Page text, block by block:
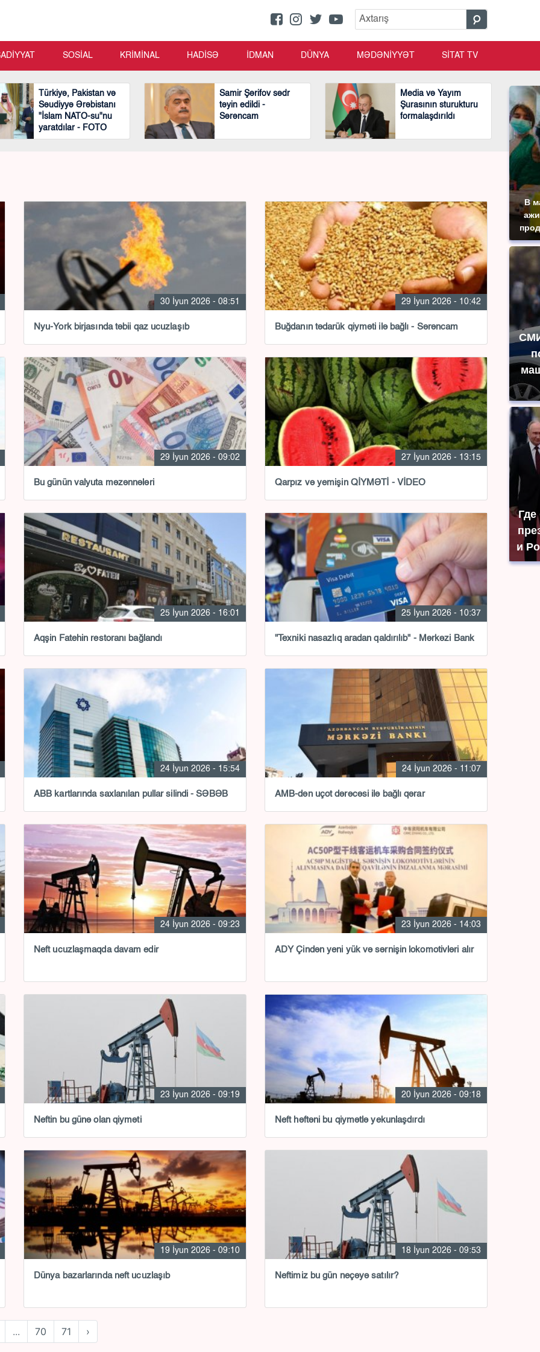
В
Где
и
SOSİAL KRİMİNAL HADİSƏ İDMAN DÜNYA MƏDƏNİYYƏT SİTAT TV
Türkiyə, Pakistan və
Səudiyyə Ərəbistanı
"İslam NATO-su"nu
yaratdılar - FOTO
Samir Şərifov sədr
təyin edildi -
Sərəncam
Media və Yayım
Şurasının sturukturu
formalaşdırıldı
30 İyun 2026 - 08:51
Nyu-York birjasında təbii qaz ucuzlaşıb
29 İyun 2026 - 10:42
Buğdanın tədarük qiyməti ilə bağlı - Sərəncam
29 İyun 2026 - 09:02
Bu günün valyuta məzənnələri
27 İyun 2026 - 13:15
Qarpız və yemişin QİYMƏTİ - VİDEO
25 İyun 2026 - 16:01
Aqşin Fatehin restoranı bağlandı
25 İyun 2026 - 10:37
"Texniki nasazlıq aradan qaldırılıb" - Mərkəzi Bank
24 İyun 2026 - 15:54
ABB kartlarında saxlanılan pullar silindi - SƏBƏB
24 İyun 2026 - 11:07
AMB-dən uçot dərəcəsi ilə bağlı qərar
24 İyun 2026 - 09:23
Neft ucuzlaşmaqda davam edir
23 İyun 2026 - 14:03
ADY Çindən yeni yük və sərnişin lokomotivləri alır
23 İyun 2026 - 09:19
Neftin bu günə olan qiyməti
20 İyun 2026 - 09:18
Neft həftəni bu qiymətlə yekunlaşdırdı
19 İyun 2026 - 09:10
Dünya bazarlarında neft ucuzlaşıb
18 İyun 2026 - 09:53
Neftimiz bu gün neçəyə satılır?
... 70 71 ›